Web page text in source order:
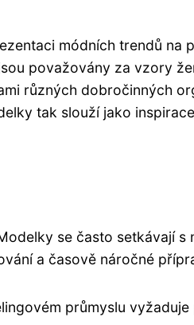
módních trendů na
považovány za vzory
různých dobročinných
tak slouží jako
se často setkávají s
a časově náročné
průmyslu